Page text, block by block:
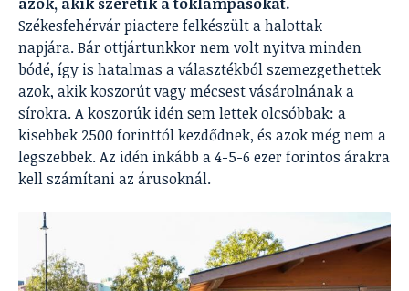
Székesfehérvár piactere felkészült a halottak
napjára.Bár ottjártunkkor nem volt nyitva minden
bódé, így is hatalmas a választékból szemezgethettek
azok, akik koszorút vagy mécsest vásárolnának a
sírokra.A koszorúk idén sem lettek olcsóbbak: a
kisebbek 2500 forinttól kezdődnek, és azok még nem a
legszebbek. Az idén inkább a 4-5-6 ezer forintos árakra
kell számítani az árusoknál.